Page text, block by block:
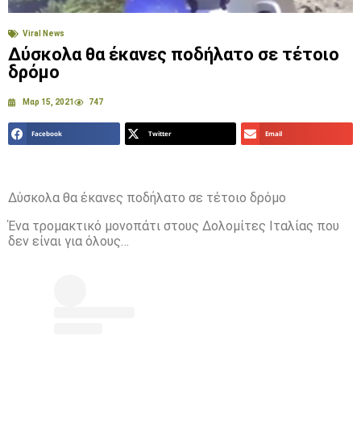
Viral News
Δύσκολα θα έκανες ποδήλατο σε τέτοιο
δρόμο
Μαρ 15, 2021 747
Facebook Twitter Email
Δύσκολα θα έκανες ποδήλατο σε τέτοιο δρόμο
Ένα τρομακτικό μονοπάτι στους Δολομίτες Ιταλίας που
δεν είναι για όλους…